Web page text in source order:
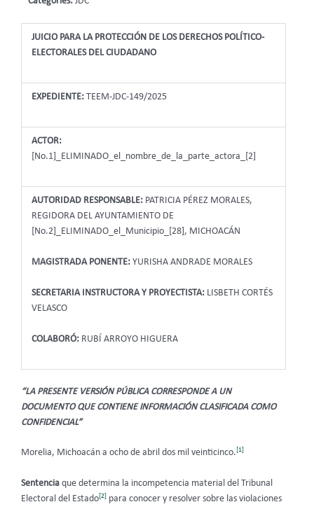
JUICIO PARA LA PROTECCIÓN DE LOS DERECHOS POLÍTICO-
ELECTORALES DEL CIUDADANO
EXPEDIENTE:TEEM-JDC-149/2025
ACTOR:
[No.1]_ELIMINADO_el_nombre_de_la_parte_actora_[2]
AUTORIDAD RESPONSABLE:PATRICIA PÉREZ MORALES,
REGIDORA DEL AYUNTAMIENTO DE
[No.2]_ELIMINADO_el_Municipio_[28], MICHOACÁN
MAGISTRADA PONENTE:YURISHA ANDRADE MORALES
SECRETARIA INSTRUCTORA Y PROYECTISTA:LISBETH CORTÉS
VELASCO
COLABORÓ: RUBÍ ARROYO HIGUERA
“LA PRESENTE VERSIÓN PÚBLICA CORRESPONDE A UN
DOCUMENTO QUE CONTIENE INFORMACIÓN CLASIFICADA COMO
CONFIDENCIAL”
Morelia, Michoacán a ocho de abril dos mil veinticinco.[1]
Sentencia que determina la incompetencia material del Tribunal
Electoral del Estado[2] para conocer y resolver sobre las violaciones